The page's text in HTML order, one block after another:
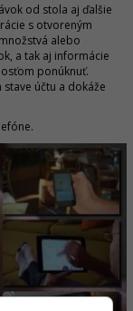
od stola aj ďalšie
s otvoreným
alebo
a tak aj informácie
ponúknuť.
účtu a dokáže